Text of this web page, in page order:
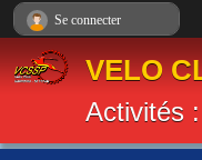
VELO
Activités
Se connecter
Panneau de gestion des